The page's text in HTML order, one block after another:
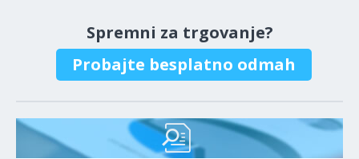
Spremni za trgovanje?
Probajte besplatno odmah